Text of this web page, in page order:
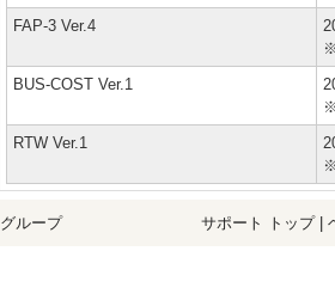
FAP-3 Ver.4
BUS-COST Ver.1
RTW Ver.1
グループ サポート トップ|